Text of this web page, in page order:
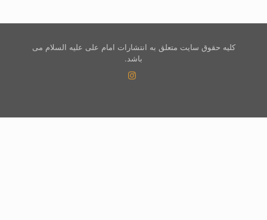
کلیه حقوق سایت متعلق به انتشارات امام علی علیه السلام می
باشد.